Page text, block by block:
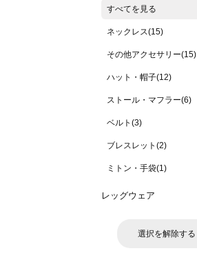
すべてを見る
ネックレス(15)
その他アクセサリー(15)
ハット・帽子(12)
ストール・マフラー(6)
ベルト(3)
ブレスレット(2)
ミトン・手袋(1)
レッグウェア
選択を解除する